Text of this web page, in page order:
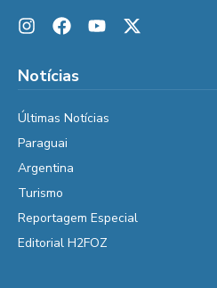
Notícias
Últimas Notícias
Paraguai
Argentina
Turismo
Reportagem Especial
Editorial H2FOZ